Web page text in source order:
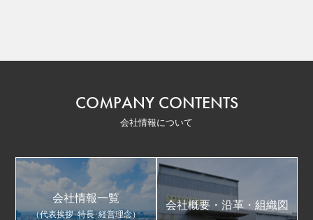
COMPANY CONTENTS
会社情報について
会社情報一覧
（代表挨拶･特長･経営理念）
会社概要・沿革・組織図